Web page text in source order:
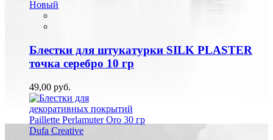
Новый
Блестки для штукатурки SILK PLASTER
точка серебро 10 гр
49,00 руб.